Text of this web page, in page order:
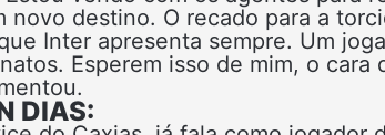
novo destino. O recado para a
Inter apresenta sempre. Um
Esperem isso de mim, o
DIAS: